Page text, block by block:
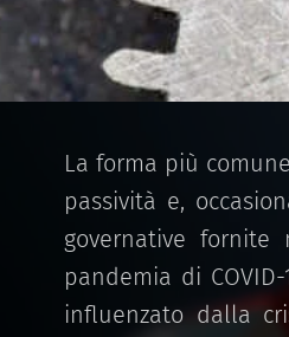
La forma più
passività e,
governative
pandemia di
influenzato dalla